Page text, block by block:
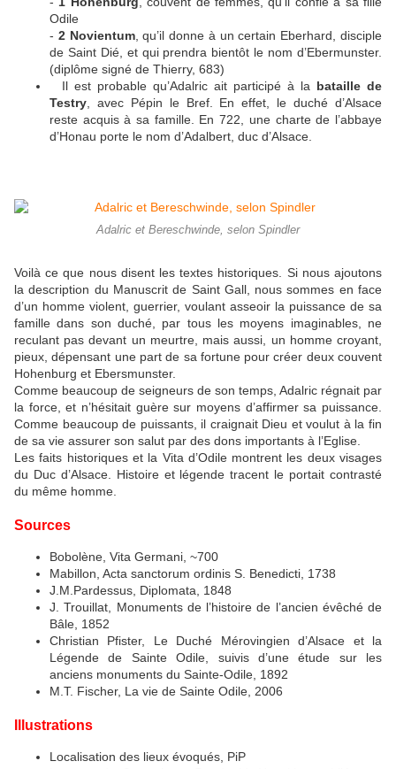
Odile
- 2 Novientum, qu’il donne à un certain Eberhard, disciple
de Saint Dié, et qui prendra bientôt le nom d’Ebermunster.
(diplôme signé de Thierry, 683)
Il est probable qu’Adalric ait participé à la bataille de
Testry, avec Pépin le Bref. En effet, le duché d’Alsace
reste acquis à sa famille. En 722, une charte de l’abbaye
d’Honau porte le nom d’Adalbert, duc d’Alsace.
Adalric et Bereschwinde, selon Spindler
Voilà ce que nous disent les textes historiques. Si nous ajoutons
la description du Manuscrit de Saint Gall, nous sommes en face
d’un homme violent, guerrier, voulant asseoir la puissance de sa
famille dans son duché, par tous les moyens imaginables, ne
reculant pas devant un meurtre, mais aussi, un homme croyant,
pieux, dépensant une part de sa fortune pour créer deux couvent
Hohenburg et Ebersmunster.
Comme beaucoup de seigneurs de son temps, Adalric régnait par
la force, et n’hésitait guère sur moyens d’affirmer sa puissance.
Comme beaucoup de puissants, il craignait Dieu et voulut à la fin
de sa vie assurer son salut par des dons importants à l’Eglise.
Les faits historiques et la Vita d’Odile montrent les deux visages
du Duc d’Alsace. Histoire et légende tracent le portait contrasté
du même homme.
Sources
Bobolène, Vita Germani, ~700
Mabillon, Acta sanctorum ordinis S. Benedicti, 1738
J.M.Pardessus, Diplomata, 1848
J. Trouillat, Monuments de l’histoire de l’ancien évêché de
Bâle, 1852
Christian Pfister, Le Duché Mérovingien d’Alsace et la
Légende de Sainte Odile, suivis d’une étude sur les
anciens monuments du Sainte-Odile, 1892
M.T. Fischer, La vie de Sainte Odile, 2006
Illustrations
Localisation des lieux évoqués, PiP